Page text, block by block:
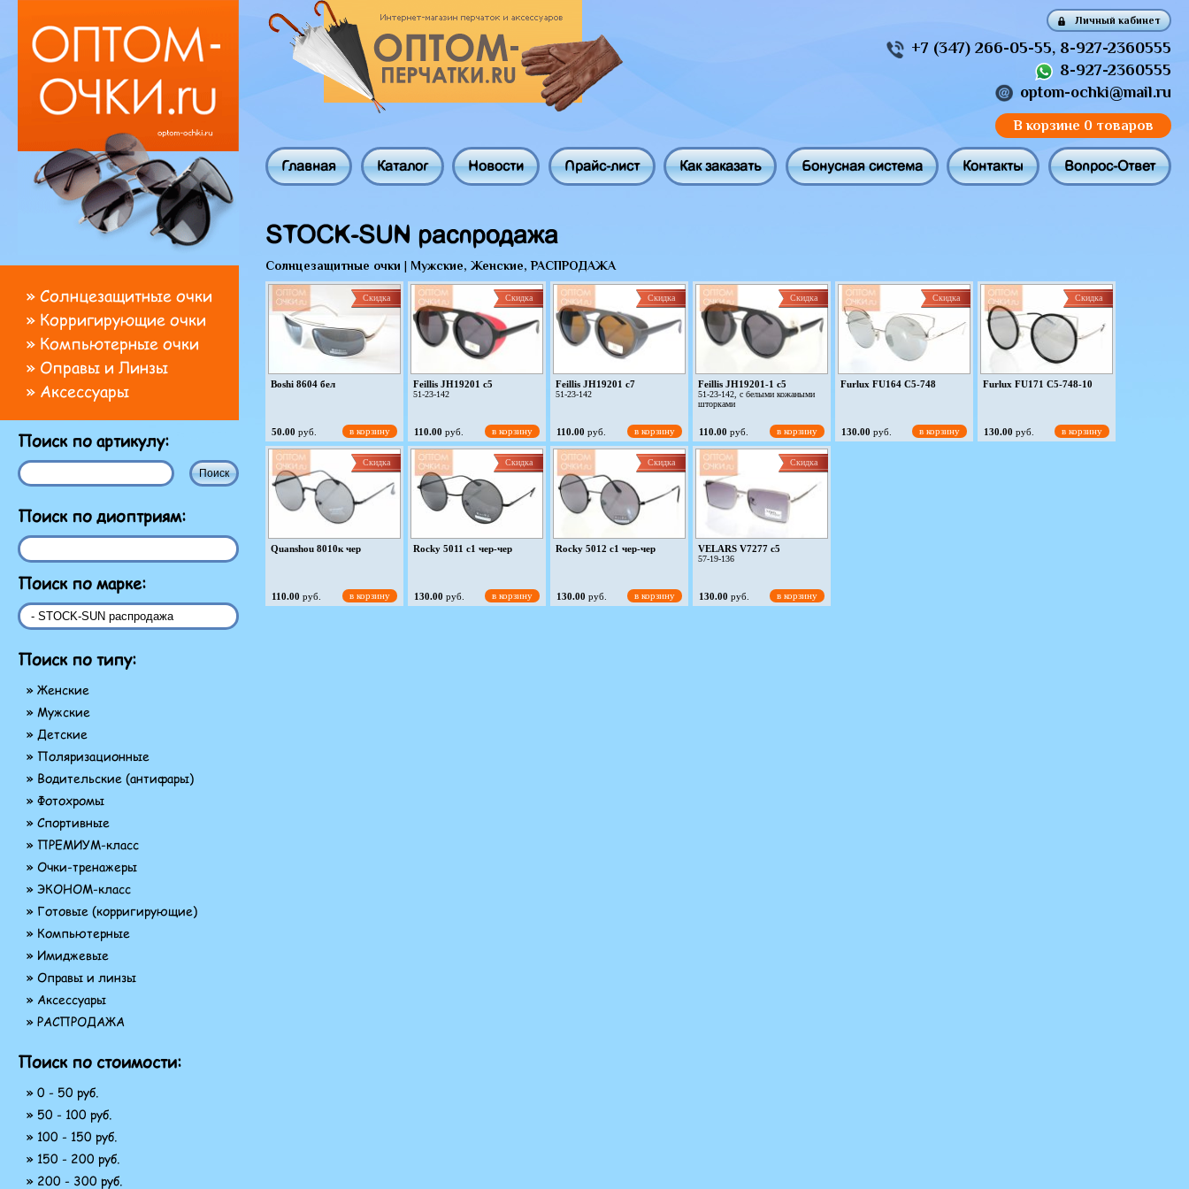
» Солнцезащитные очки
» Корригирующие очки
» Компьютерные очки
» Оправы и Линзы
» Аксессуары
Поиск по артикулу:
Поиск по диоптриям:
Поиск по марке:
Поиск по типу:
» Женские
» Мужские
» Детские
» Поляризационные
» Водительские (антифары)
» Фотохромы
» Спортивные
» ПРЕМИУМ-класс
» Очки-тренажеры
» ЭКОНОМ-класс
» Готовые (корригирующие)
» Компьютерные
» Имиджевые
» Оправы и линзы
» Аксессуары
» РАСПРОДАЖА
Поиск по стоимости:
» 0 - 50 руб.
» 50 - 100 руб.
» 100 - 150 руб.
» 150 - 200 руб.
» 200 - 300 руб.
STOCK-SUN распродажа
Солнцезащитные очки | Мужские, Женские, РАСПРОДАЖА
Boshi 8604 бел
Скидка
50.00 руб. в корзину
Feillis JH19201 c5
51-23-142
Скидка
110.00 руб. в корзину
Feillis JH19201 c7
51-23-142
Скидка
110.00 руб. в корзину
Feillis JH19201-1 c5
51-23-142, с белыми кожаными
шторками
Скидка
110.00 руб. в корзину
Furlux FU164 C5-748
Скидка
130.00 руб. в корзину
Furlux FU171 C5-748-10
Скидка
130.00 руб. в корзину
Quanshou 8010к чер
Скидка
110.00 руб. в корзину
Rocky 5011 c1 чер-чер
Скидка
130.00 руб. в корзину
Rocky 5012 c1 чер-чер
Скидка
130.00 руб. в корзину
VELARS V7277 c5
57-19-136
Скидка
130.00 руб. в корзину
Личный кабинет
+7 (347) 266-05-55, 8-927-2360555
8-927-2360555
optom-ochki@mail.ru
В корзине 0 товаров
Главная Каталог Новости Прайс-лист Как заказать Бонусная система Контакты Вопрос-Ответ